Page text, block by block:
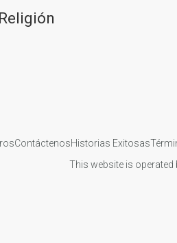
ContáctenosHistorias Exitosas
This website is operated